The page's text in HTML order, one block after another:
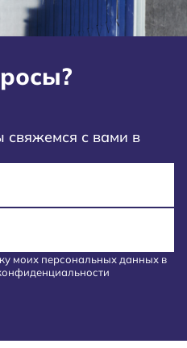
с вами в
моих персональных данных в